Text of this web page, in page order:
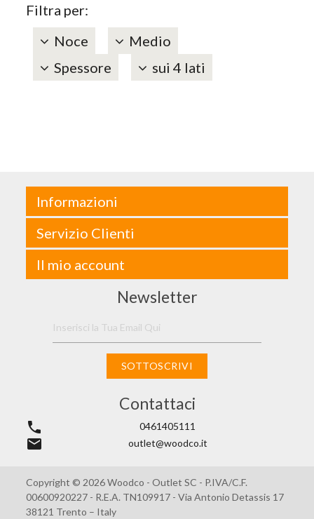
Filtra per:
Noce
Medio
Spessore
sui 4 lati
Informazioni
Servizio Clienti
Il mio account
Newsletter
SOTTOSCRIVI
Contattaci
phone 0461405111
email outlet@woodco.it
Copyright © 2026 Woodco - Outlet SC - P.IVA/C.F.
00600920227 - R.E.A. TN109917 - Via Antonio Detassis 17
38121 Trento – Italy